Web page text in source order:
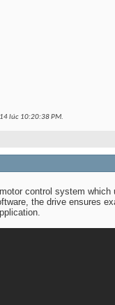
lúc 10:20:38 PM.
control system
the drive ensures